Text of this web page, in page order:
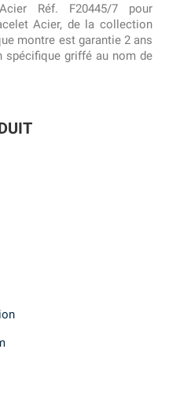
Réf. F20445/7 pour
Acier, de la collection
montre est garantie 2 ans
spécifique griffé au nom de